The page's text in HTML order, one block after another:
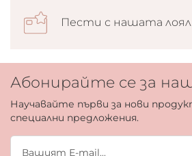
Пести с нашата
Абонирайте се за
Научавайте първи за нови
специални предложения.